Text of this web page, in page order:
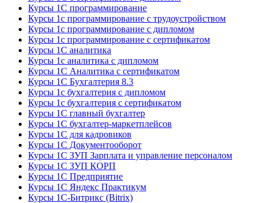
Курсы 1С программирование
Курсы 1с программирование с трудоустройством
Курсы 1с программирование с дипломом
Курсы 1с программирование с сертификатом
Курсы 1С аналитика
Курсы 1с аналитика с дипломом
Курсы 1С Аналитика с сертификатом
Курсы 1С Бухгалтерия 8.3
Курсы 1с бухгалтерия с дипломом
Курсы 1с бухгалтерия с сертификатом
Курсы 1С главный бухгалтер
Курсы 1С бухгалтер-маркетплейсов
Курсы 1С для кадровиков
Курсы 1С Документооборот
Курсы 1С ЗУП Зарплата и управление персоналом
Курсы 1С ЗУП КОРП
Курсы 1С Предприятие
Курсы 1С Яндекс Практикум
Курсы 1С-Битрикс (Bitrix)